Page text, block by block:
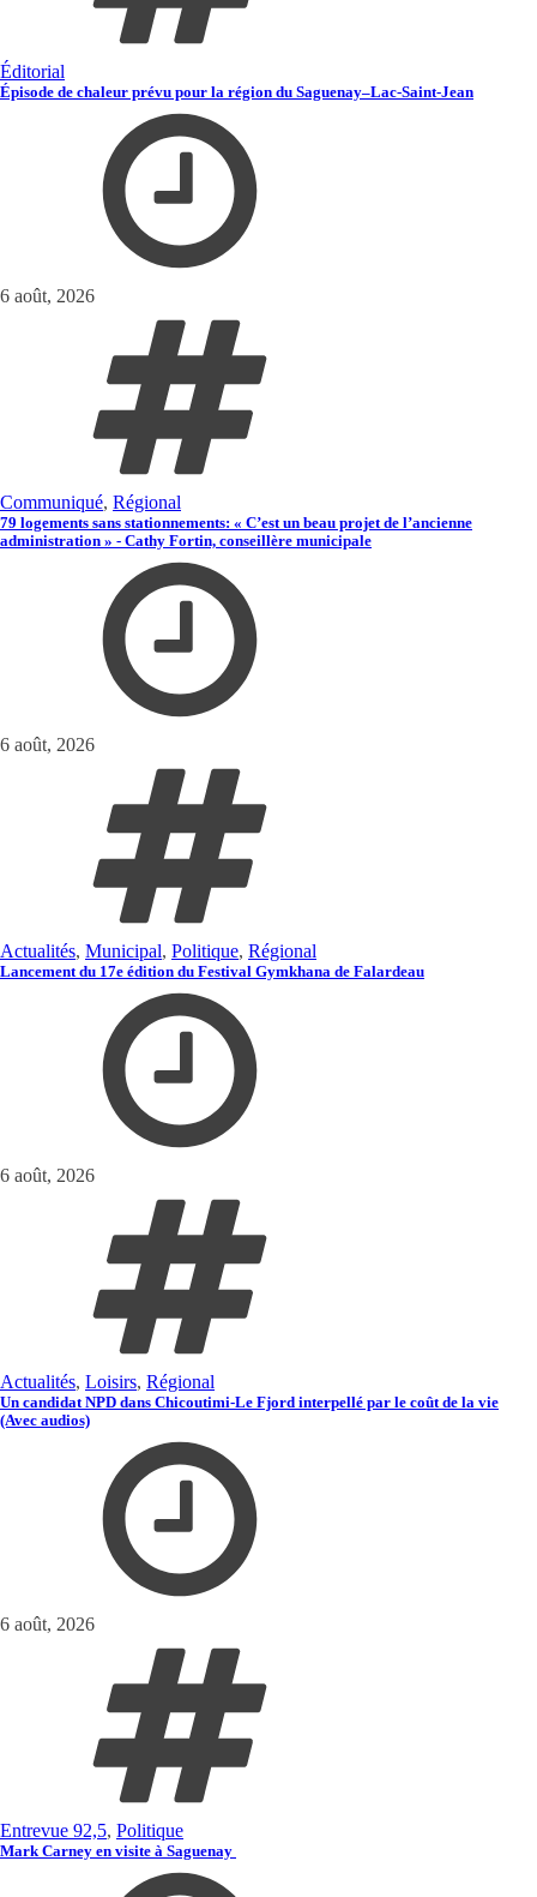
Éditorial
Épisode de chaleur prévu pour la région du Saguenay–Lac-Saint-Jean
6 août, 2026
Communiqué, Régional
79 logements sans stationnements: « C’est un beau projet de l’ancienne
administration » - Cathy Fortin, conseillère municipale
6 août, 2026
Actualités, Municipal, Politique, Régional
Lancement du 17e édition du Festival Gymkhana de Falardeau
6 août, 2026
Actualités, Loisirs, Régional
Un candidat NPD dans Chicoutimi-Le Fjord interpellé par le coût de la vie
(Avec audios)
6 août, 2026
Entrevue 92,5, Politique
Mark Carney en visite à Saguenay